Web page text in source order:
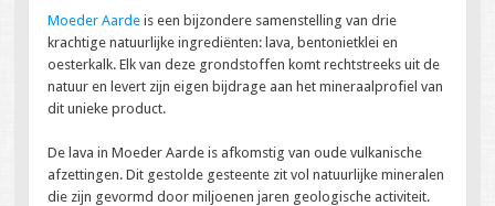
Moeder Aarde is een bijzondere samenstelling van drie
krachtige natuurlijke ingrediënten: lava, bentonietklei en
oesterkalk. Elk van deze grondstoffen komt rechtstreeks uit de
natuur en levert zijn eigen bijdrage aan het mineraalprofiel van
dit unieke product.
De lava in Moeder Aarde is afkomstig van oude vulkanische
afzettingen. Dit gestolde gesteente zit vol natuurlijke mineralen
die zijn gevormd door miljoenen jaren geologische activiteit.